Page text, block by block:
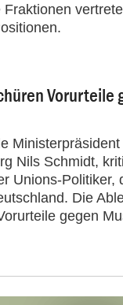
Vorurteile
Ministerpräsident
Nils Schmidt,
Unions-Politiker,
Die
gegen